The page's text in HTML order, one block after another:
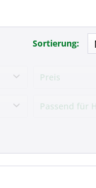
Sortierung: